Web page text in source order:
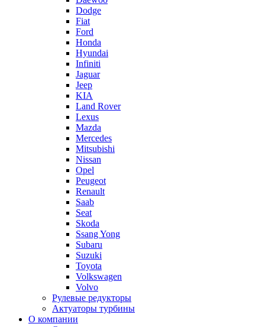
Dodge
Fiat
Ford
Honda
Hyundai
Infiniti
Jaguar
Jeep
KIA
Land Rover
Lexus
Mazda
Mercedes
Mitsubishi
Nissan
Opel
Peugeot
Renault
Saab
Seat
Skoda
Ssang Yong
Subaru
Suzuki
Toyota
Volkswagen
Volvo
Рулевые редукторы
Актуаторы турбины
О компании